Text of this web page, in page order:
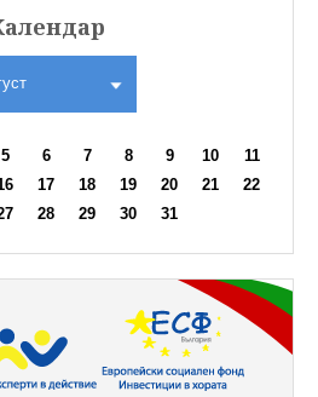
5 6 7 8 9 10
11
17 18 19 20 21
22
28 29 30 31